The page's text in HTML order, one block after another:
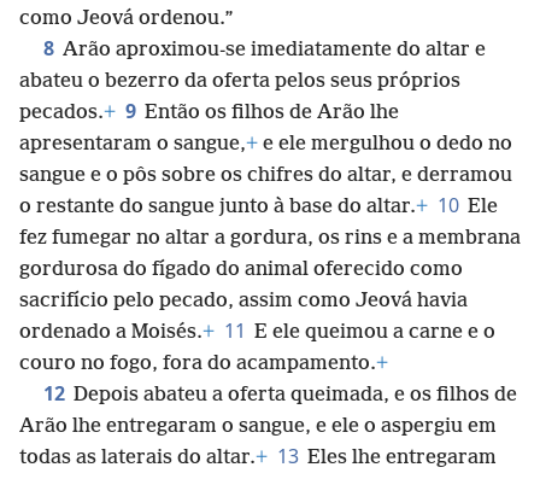
como Jeová ordenou.”
8 Arão aproximou-se imediatamente do altar e
abateu o bezerro da oferta pelos seus próprios
pecados.+ 9 Então os filhos de Arão lhe
apresentaram o sangue,+ e ele mergulhou o dedo no
sangue e o pôs sobre os chifres do altar, e derramou
o restante do sangue junto à base do altar.+ 10 Ele
fez fumegar no altar a gordura, os rins e a membrana
gordurosa do fígado do animal oferecido como
sacrifício pelo pecado, assim como Jeová havia
ordenado a Moisés.+ 11 E ele queimou a carne e o
couro no fogo, fora do acampamento.+
12 Depois abateu a oferta queimada, e os filhos de
Arão lhe entregaram o sangue, e ele o aspergiu em
todas as laterais do altar.+ 13 Eles lhe entregaram